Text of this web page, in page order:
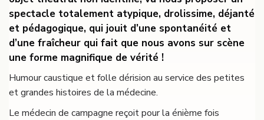
spectacle totalement atypique, drolissime, déjanté
et pédagogique, qui jouit d’une spontanéité et
d’une fraîcheur qui fait que nous avons sur scène
une forme magnifique de vérité !
Humour caustique et folle dérision au service des petites
et grandes histoires de la médecine.
Le médecin de campagne reçoit pour la énième fois